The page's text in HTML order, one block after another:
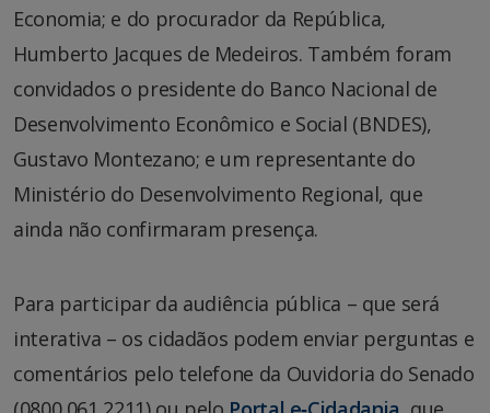
Economia; e do procurador da República,
Humberto Jacques de Medeiros. Também foram
convidados o presidente do Banco Nacional de
Desenvolvimento Econômico e Social (BNDES),
Gustavo Montezano; e um representante do
Ministério do Desenvolvimento Regional, que
ainda não confirmaram presença.
Para participar da audiência pública – que será
interativa – os cidadãos podem enviar perguntas e
comentários pelo telefone da Ouvidoria do Senado